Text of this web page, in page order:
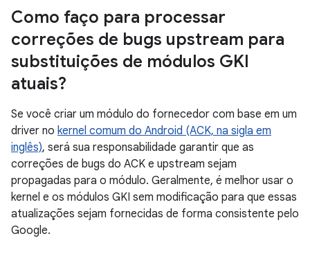
Como faço para processar
correções de bugs upstream para
substituições de módulos GKI
atuais?
Se você criar um módulo do fornecedor com base em um
driver no kernel comum do Android (ACK, na sigla em
inglês), será sua responsabilidade garantir que as
correções de bugs do ACK e upstream sejam
propagadas para o módulo. Geralmente, é melhor usar o
kernel e os módulos GKI sem modificação para que essas
atualizações sejam fornecidas de forma consistente pelo
Google.